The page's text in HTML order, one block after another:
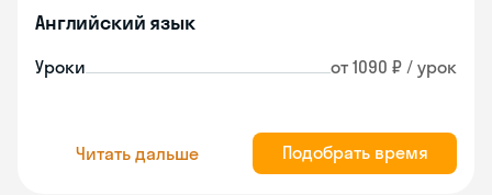
Английский язык
Уроки от 1090 ₽ / урок
Читать дальше Подобрать время